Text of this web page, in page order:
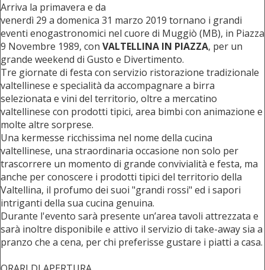
Arriva la primavera e da
venerdì 29 a domenica 31 marzo 2019 tornano i grandi
eventi enogastronomici nel cuore di Muggiò (MB), in Piazza
9 Novembre 1989, con VALTELLINA IN PIAZZA, per un
grande weekend di Gusto e Divertimento.
Tre giornate di festa con servizio ristorazione tradizionale
valtellinese e specialità da accompagnare a birra
selezionata e vini del territorio, oltre a mercatino
valtellinese con prodotti tipici, area bimbi con animazione e
molte altre sorprese.
Una kermesse ricchissima nel nome della cucina
valtellinese, una straordinaria occasione non solo per
trascorrere un momento di grande convivialità e festa, ma
anche per conoscere i prodotti tipici del territorio della
Valtellina, il profumo dei suoi "grandi rossi" ed i sapori
intriganti della sua cucina genuina.
Durante l'evento sarà presente un’area tavoli attrezzata e
sarà inoltre disponibile e attivo il servizio di take-away sia a
pranzo che a cena, per chi preferisse gustare i piatti a casa.